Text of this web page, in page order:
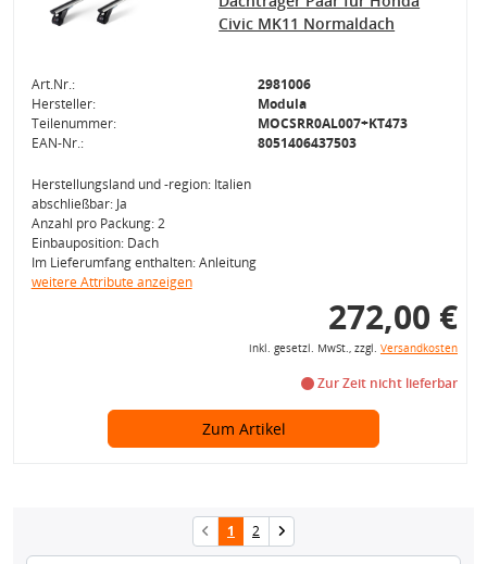
Civic MK11 Normaldach
Art.Nr.:
2981006
Hersteller:
Modula
Teilenummer:
MOCSRR0AL007+KT473
EAN-Nr.:
8051406437503
Herstellungsland und -region: Italien
abschließbar: Ja
Anzahl pro Packung: 2
Einbauposition: Dach
Im Lieferumfang enthalten: Anleitung
weitere Attribute anzeigen
272,00 €
inkl. gesetzl. MwSt., zzgl. Versandkosten
Zur Zeit nicht lieferbar
Zum Artikel
1 2